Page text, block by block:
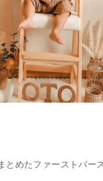
とめたファーストバー